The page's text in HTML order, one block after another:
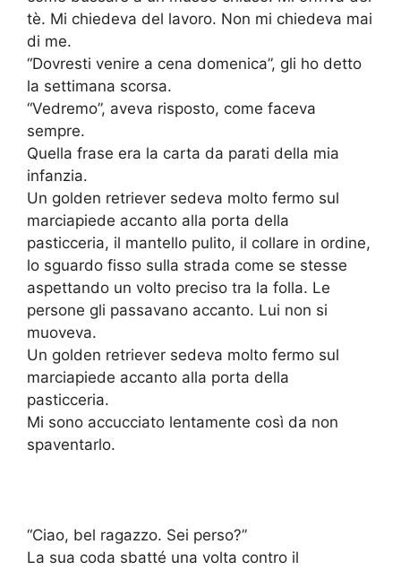
tè. Mi chiedeva del lavoro. Non mi chiedeva mai
di me.
“Dovresti venire a cena domenica”, gli ho detto
la settimana scorsa.
“Vedremo”, aveva risposto, come faceva
sempre.
Quella frase era la carta da parati della mia
infanzia.
Un golden retriever sedeva molto fermo sul
marciapiede accanto alla porta della
pasticceria, il mantello pulito, il collare in ordine,
lo sguardo fisso sulla strada come se stesse
aspettando un volto preciso tra la folla. Le
persone gli passavano accanto. Lui non si
muoveva.
Un golden retriever sedeva molto fermo sul
marciapiede accanto alla porta della
pasticceria.
Mi sono accucciato lentamente così da non
spaventarlo.
“Ciao, bel ragazzo. Sei perso?”
La sua coda sbatté una volta contro il